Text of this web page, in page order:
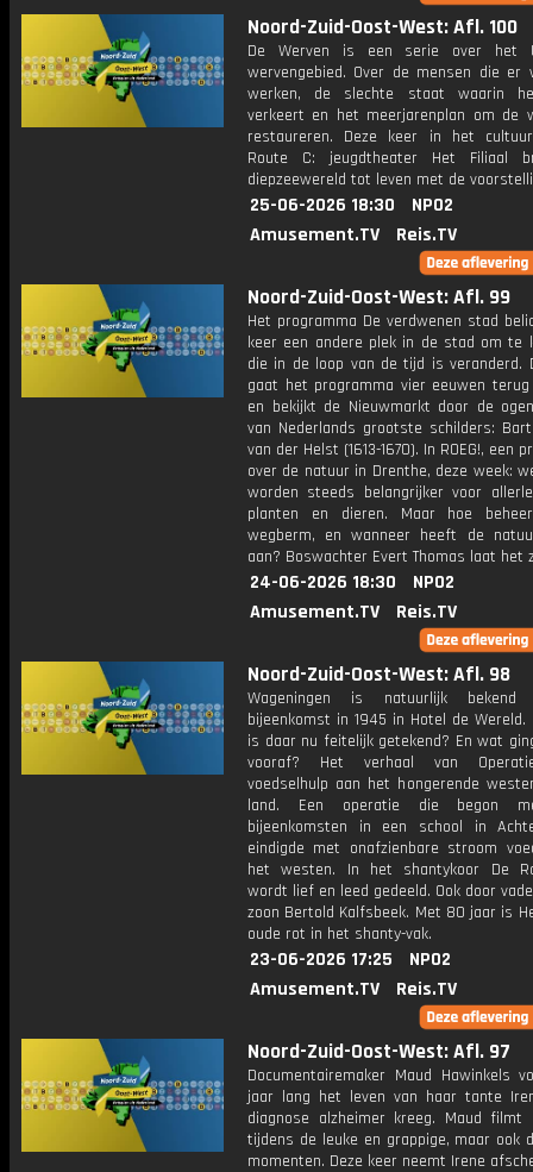
Noord-Zuid-Oost-West: Afl. 100
De Werven is een serie over het
wervengebied. Over de mensen die er
werken, de slechte staat waarin
verkeert en het meerjarenplan om de
restaureren. Deze keer in het
Route C: jeugdtheater Het Filiaal
diepzeewereld tot leven met de
25-06-2026 18:30
NPO2
Amusement.TV
Reis.TV
Noord-Zuid-Oost-West: Afl. 99
Het programma De verdwenen stad
keer een andere plek in de stad om te
die in de loop van de tijd is veranderd.
gaat het programma vier eeuwen
en bekijkt de Nieuwmarkt door de
van Nederlands grootste schilders:
van der Helst (1613-1670). In ROEG!, een
over de natuur in Drenthe, deze week:
worden steeds belangrijker voor
planten en dieren. Maar hoe
wegberm, en wanneer heeft de
aan? Boswachter Evert Thomas laat het
24-06-2026 18:30
NPO2
Amusement.TV
Reis.TV
Noord-Zuid-Oost-West: Afl. 98
Wageningen is natuurlijk
bijeenkomst in 1945 in Hotel de
is daar nu feitelijk getekend? En wat
vooraf? Het verhaal van
voedselhulp aan het hongerende
land. Een operatie die begon
bijeenkomsten in een school in
eindigde met onafzienbare stroom
het westen. In het shantykoor De
wordt lief en leed gedeeld. Ook door
zoon Bertold Kalfsbeek. Met 80 jaar is
oude rot in het shanty-vak.
23-06-2026 17:25
NPO2
Amusement.TV
Reis.TV
Noord-Zuid-Oost-West: Afl. 97
Documentairemaker Maud Hawinkels
jaar lang het leven van haar tante
diagnose alzheimer kreeg. Maud filmt
tijdens de leuke en grappige, maar ook
momenten. Deze keer neemt Irene